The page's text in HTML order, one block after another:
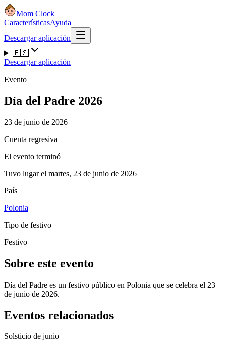
Mom Clock
CaracterísticasAyuda
Descargar aplicación
🇪🇸
Descargar aplicación
Evento
Día del Padre 2026
23 de junio de 2026
Cuenta regresiva
El evento terminó
Tuvo lugar el martes, 23 de junio de 2026
País
Polonia
Tipo de festivo
Festivo
Sobre este evento
Día del Padre es un festivo público en Polonia que se celebra el 23
de junio de 2026.
Eventos relacionados
Solsticio de junio